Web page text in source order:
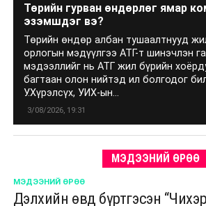
Төрийн гурван өндөрлөг ямар
эзэмшдэг вэ?
Төрийн өндөр албан тушаалтнууд
орлогын мэдүүлгээ АТГ-т шинэчлэн
мэдээллийг нь АТГ жил бүрийн
багтаан олон нийтэд ил болгодог
У.Хүрэлсүх, УИХ-ын...
3/08/2026, 19:31
МЭДЭЭНИЙ ӨРӨӨ
МЭДЭЭНИЙ ӨРӨӨ
Дэлхийн өвд бүртгэсэн